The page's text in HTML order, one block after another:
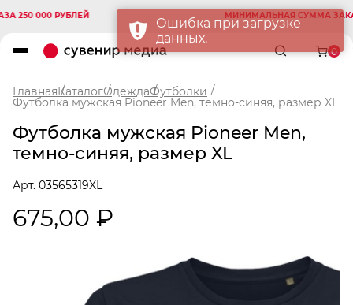
000 РУБЛЕЙ МИНИМАЛЬНАЯ СУММА ЗАКАЗА
0
ГлавнаяКаталогОдеждаФутболки
Футболка мужская Pioneer Men, темно-синяя, размер XL
Футболка мужская Pioneer Men,
темно-синяя, размер XL
Арт. 03565319XL
675,00 ₽
Ошибка при загрузке
данных.